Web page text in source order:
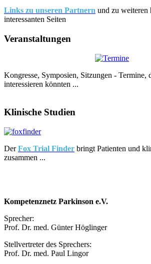
Links zu unseren Partnern und zu weiteren
interessanten Seiten
Veranstaltungen
Kongresse, Symposien, Sitzungen - Termine,
interessieren könnten ...
Klinische Studien
DerFox Trial Finder bringt Patienten und
zusammen ...
Kompetenznetz Parkinson e.V.
Sprecher:
Prof. Dr. med. Günter Höglinger
Stellvertreter des Sprechers:
Prof. Dr. med. Paul Lingor